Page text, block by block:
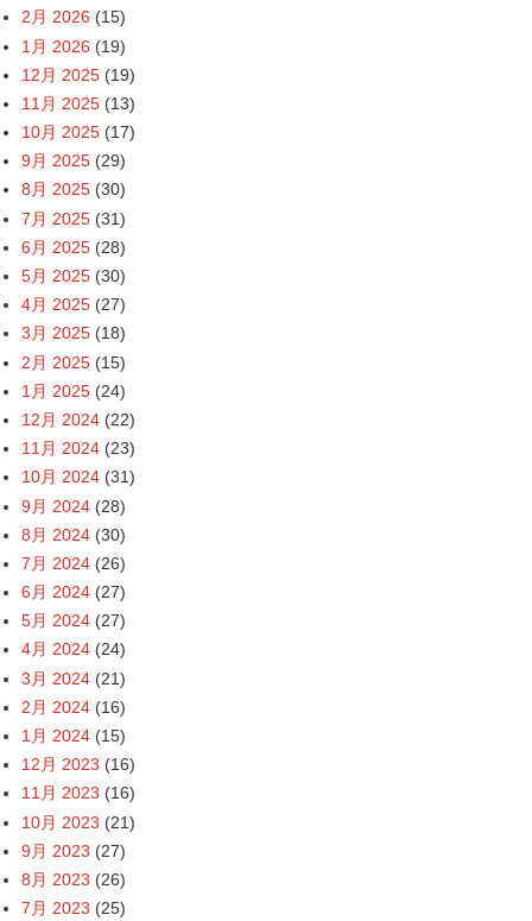
2月 2026 (15)
1月 2026 (19)
12月 2025 (19)
11月 2025 (13)
10月 2025 (17)
9月 2025 (29)
8月 2025 (30)
7月 2025 (31)
6月 2025 (28)
5月 2025 (30)
4月 2025 (27)
3月 2025 (18)
2月 2025 (15)
1月 2025 (24)
12月 2024 (22)
11月 2024 (23)
10月 2024 (31)
9月 2024 (28)
8月 2024 (30)
7月 2024 (26)
6月 2024 (27)
5月 2024 (27)
4月 2024 (24)
3月 2024 (21)
2月 2024 (16)
1月 2024 (15)
12月 2023 (16)
11月 2023 (16)
10月 2023 (21)
9月 2023 (27)
8月 2023 (26)
7月 2023 (25)